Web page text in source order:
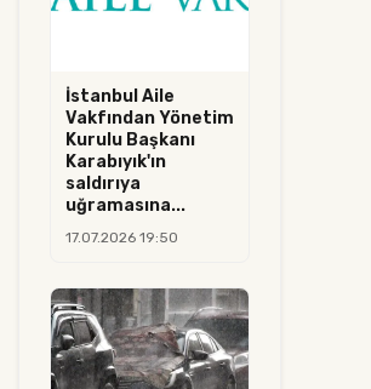
İstanbul Aile
Vakfından Yönetim
Kurulu Başkanı
Karabıyık'ın
saldırıya
uğramasına...
17.07.2026 19:50